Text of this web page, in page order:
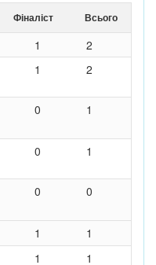
Фіналіст Всього
1
2
1 2
0 1
0 1
0 0
1
1
1 1